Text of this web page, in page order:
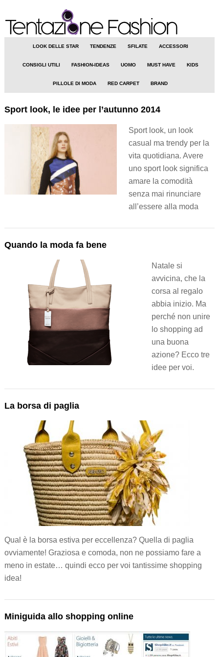
LOOK DELLE STAR TENDENZE SFILATE ACCESSORI
CONSIGLI UTILI FASHION-IDEAS UOMO MUST HAVE KIDS
PILLOLE DI MODA RED CARPET BRAND
Sport look, le idee per l’autunno 2014
Sport look, un look
casual ma trendy per la
vita quotidiana. Avere
uno sport look significa
amare la comodità
senza mai rinunciare
all’essere alla moda
Quando la moda fa bene
Natale si
avvicina, che la
corsa al regalo
abbia inizio. Ma
perché non unire
lo shopping ad
una buona
azione? Ecco tre
idee per voi.
La borsa di paglia
Qual è la borsa estiva per eccellenza? Quella di paglia
ovviamente! Graziosa e comoda, non ne possiamo fare a
meno in estate… quindi ecco per voi tantissime shopping
idea!
Miniguida allo shopping online